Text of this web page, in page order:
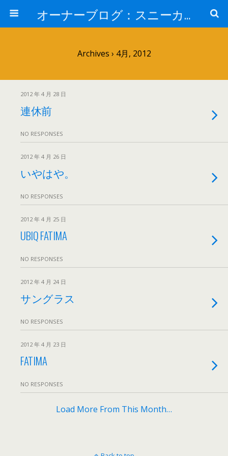
オーナーブログ：スニーカーセレクトショップ「HOME」 ナイキ・アディダス・バンズ・コンバー・JT&CO・HOPPS・UNDEFEATED・通販
Archives › 4月, 2012
2012 年 4 月 28 日
連休前
NO RESPONSES
2012 年 4 月 26 日
いやはや。
NO RESPONSES
2012 年 4 月 25 日
UBIQ FATIMA
NO RESPONSES
2012 年 4 月 24 日
サングラス
NO RESPONSES
2012 年 4 月 23 日
FATIMA
NO RESPONSES
Load More From This Month…